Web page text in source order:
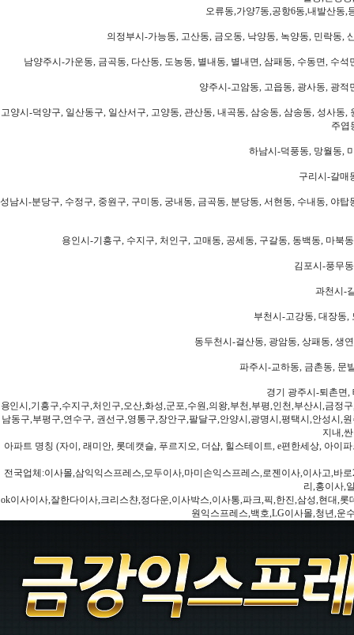
오류동,가양7동,공항6동,내발산동,
의정부시-가능동, 고산동, 금오동, 낙양동, 녹양동, 민락동,
남양주시-가운동, 금곡동, 다산동, 도농동, 별내동, 별내면, 삼패동, 수동면, 수
양주시-고암동, 고읍동, 광사동, 광
고양시-덕양구, 일산동구, 일산서구, 고양동, 관산동, 내곡동, 삼숭동, 삼송동, 성사
주엽
하남시-덕풍동, 망월동,
구리시-갈매
성남시-분당구, 수정구, 중원구, 구미동, 궁내동, 금곡동, 분당동, 서현동, 수내동, 야
용인시-기흥구, 수지구, 처인구, 고매동, 공세동, 구갈동, 동백동, 마북
김포시-풍무
과천시-
부천시-고강동, 대장동,
동두천시-걸산동, 광암동, 상패동, 생
파주시-교하동, 금촌동, 문
경기 광주시-퇴촌면,
용인시,기흥구,수지구,처인구,오산,화성,군포,수원,의왕,부천,부평,인천,부산시,금
남동구,부평구,연수구, 권선구,영통구,장안구,팔달구,안양시,광명시,평택시,안성시,
지내,
아파트 명칭 (자이, 래미안, 롯데캣슬, 푸르지오, 더샵, 힐스테이트, e편한세상, 아이
전국업체:이사몰,삼익익스프레스,모두이사,마미손익스프레스,로젠이사,이사고,바
리,홍이사,
ok이사이사,잘한다이사,크리스챤,정다운,이사박스,이사통,파크,픽,한진,삼성,현대,
원익스프레스,백호,LG이사몰,청년,운